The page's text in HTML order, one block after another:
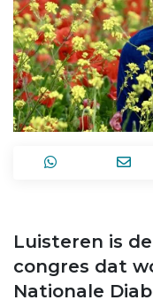
Luisteren is
congres dat
Nationale